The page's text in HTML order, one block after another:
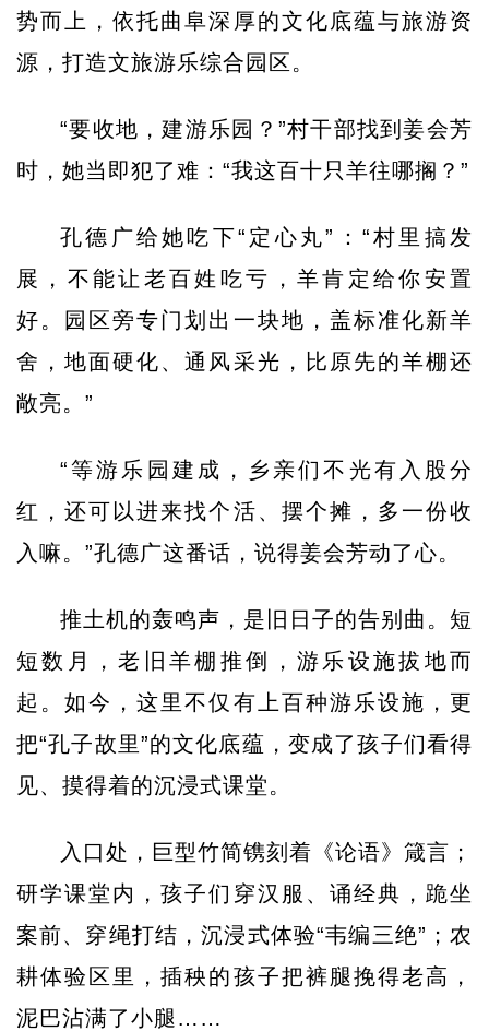
势而上，依托曲阜深厚的文化底蕴与旅游资
源，打造文旅游乐综合园区。
“要收地，建游乐园？”村干部找到姜会芳
时，她当即犯了难：“我这百十只羊往哪搁？”
孔德广给她吃下“定心丸”：“村里搞发
展，不能让老百姓吃亏，羊肯定给你安置
好。园区旁专门划出一块地，盖标准化新羊
舍，地面硬化、通风采光，比原先的羊棚还
敞亮。”
“等游乐园建成，乡亲们不光有入股分
红，还可以进来找个活、摆个摊，多一份收
入嘛。”孔德广这番话，说得姜会芳动了心。
推土机的轰鸣声，是旧日子的告别曲。短
短数月，老旧羊棚推倒，游乐设施拔地而
起。如今，这里不仅有上百种游乐设施，更
把“孔子故里”的文化底蕴，变成了孩子们看得
见、摸得着的沉浸式课堂。
入口处，巨型竹简镌刻着《论语》箴言；
研学课堂内，孩子们穿汉服、诵经典，跪坐
案前、穿绳打结，沉浸式体验“韦编三绝”；农
耕体验区里，插秧的孩子把裤腿挽得老高，
泥巴沾满了小腿……